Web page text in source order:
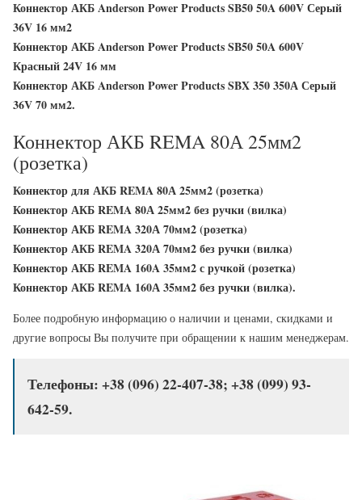
Коннектор АКБ Anderson Power Products SB50 50A 600V Серый
36V 16 мм2
Коннектор АКБ Anderson Power Products SB50 50A 600V
Красный 24V 16 мм
Коннектор АКБ Anderson Power Products SBX 350 350А Серый
36V 70 мм2.
Коннектор АКБ REMA 80А 25мм2
(розетка)
Коннектор для АКБ REMA 80А 25мм2 (розетка)
Коннектор АКБ REMA 80А 25мм2 без ручки (вилка)
Коннектор АКБ REMA 320А 70мм2 (розетка)
Коннектор АКБ REMA 320А 70мм2 без ручки (вилка)
Коннектор АКБ REMA 160A 35мм2 с ручкой (розетка)
Коннектор АКБ REMA 160А 35мм2 без ручки (вилка).
Более подробную информацию о наличии и ценами, скидками и
другие вопросы Вы получите при обращении к нашим менеджерам.
Телефоны: +38 (096) 22-407-38; +38 (099) 93-
642-59.